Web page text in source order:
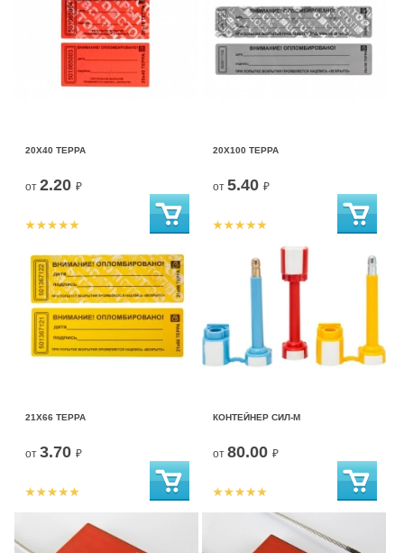
20Х40 ТЕРРА
от 2.20 ₽
20Х100 ТЕРРА
от 5.40 ₽
21Х66 ТЕРРА
от 3.70 ₽
КОНТЕЙНЕР СИЛ-М
от 80.00 ₽